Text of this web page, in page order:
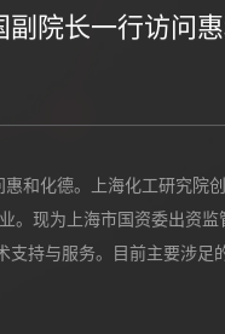
院长一行访问惠
和化德。上海化工研究院
现为上海市国资委出资监
持与服务。目前主要涉足